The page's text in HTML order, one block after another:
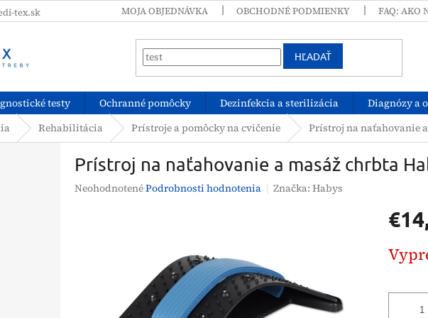
tex.sk MOJA OBJEDNÁVKA OBCHODNÉ PODMIENKY FAQ: AKO
HĽADAŤ
testy Ochranné pomôcky Dezinfekcia a sterilizácia Diagnózy a
Rehabilitácia Prístroje a pomôcky na cvičenie Prístroj na naťahovanie
Prístroj na naťahovanie a masáž chrbta
Priemerné
NeohodnotenéPodrobnosti hodnotenia Značka:Habys
cena: